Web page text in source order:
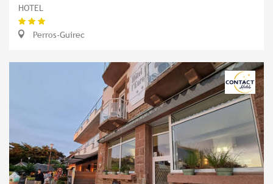
HOTEL
Perros-Guirec